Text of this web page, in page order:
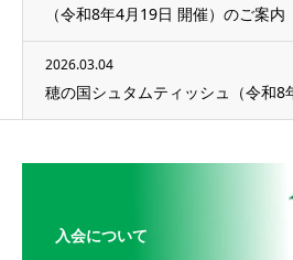
（令和8年4月19日 開催）のご案内
2026.03.04
穂の国シュタムティッシュ（令和8
入会について